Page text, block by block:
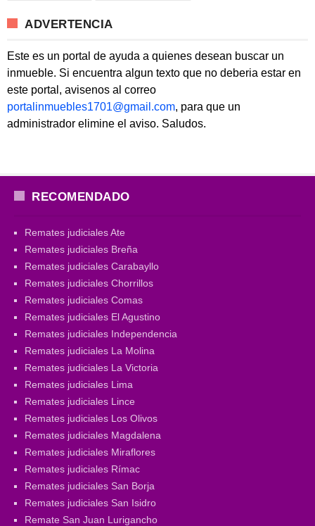
ADVERTENCIA
Este es un portal de ayuda a quienes desean buscar un
inmueble. Si encuentra algun texto que no deberia estar en
este portal, avisenos al correo
portalinmuebles1701@gmail.com, para que un
administrador elimine el aviso. Saludos.
RECOMENDADO
Remates judiciales Ate
Remates judiciales Breña
Remates judiciales Carabayllo
Remates judiciales Chorrillos
Remates judiciales Comas
Remates judiciales El Agustino
Remates judiciales Independencia
Remates judiciales La Molina
Remates judiciales La Victoria
Remates judiciales Lima
Remates judiciales Lince
Remates judiciales Los Olivos
Remates judiciales Magdalena
Remates judiciales Miraflores
Remates judiciales Rímac
Remates judiciales San Borja
Remates judiciales San Isidro
Remate San Juan Lurigancho